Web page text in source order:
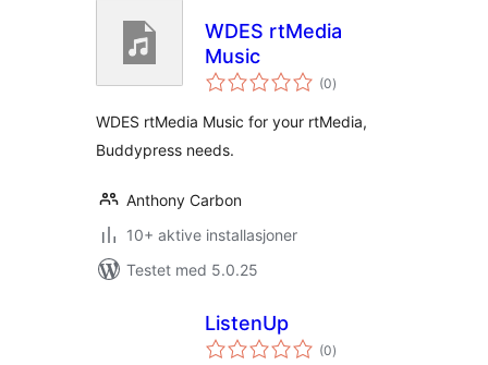
WDES rtMedia
Music
(0totale
vurderinger
)
WDES rtMedia Music for your rtMedia,
Buddypress needs.
Anthony Carbon
10+ aktive installasjoner
Testet med 5.0.25
ListenUp
(0totale
vurderinger
)